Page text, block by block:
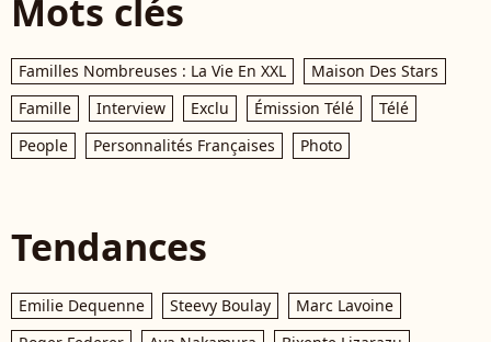
Mots clés
Familles Nombreuses : La Vie En XXL
Maison Des Stars
Famille
Interview Exclu Émission Télé
Télé
People
Personnalités Françaises Photo
Tendances
Emilie Dequenne Steevy Boulay
Marc Lavoine